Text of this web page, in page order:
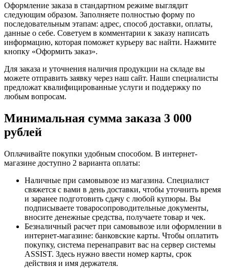
Оформление заказа в стандартном режиме выглядит
следующим образом. Заполняете полностью форму по
последовательным этапам: адрес, способ доставки, оплаты,
данные о себе. Советуем в комментарии к заказу написать
информацию, которая поможет курьеру вас найти. Нажмите
кнопку «Оформить заказ».
Для заказа и уточнения наличия продукции на складе вы
можете отправить заявку через наш сайт. Наши специалисты
предложат квалифицированные услуги и поддержку по
любым вопросам.
Минимальная сумма заказа 3 000
рублей
Оплачивайте покупки удобным способом. В интернет-
магазине доступно 2 варианта оплаты:
Наличные при самовывозе из магазина. Специалист
свяжется с вами в день доставки, чтобы уточнить время
и заранее подготовить сдачу с любой купюры. Вы
подписываете товаросопроводительные документы,
вносите денежные средства, получаете товар и чек.
Безналичный расчет при самовывозе или оформлении в
интернет-магазине: банковские карты. Чтобы оплатить
покупку, система перенаправит вас на сервер системы
ASSIST. Здесь нужно ввести номер карты, срок
действия и имя держателя.